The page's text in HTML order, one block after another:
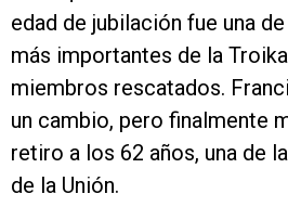
edad de jubilación fue una
más importantes de la
miembros rescatados.
un cambio, pero finalmente
retiro a los 62 años, una de
de la Unión.